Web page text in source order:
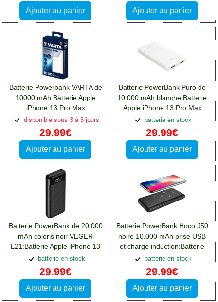
Ajouter au panier Ajouter au panier
Batterie Powerbank VARTA de
10000 mAh:Batterie Apple
iPhone 13 Pro Max
disponible sous 3 à 5 jours
29.99€
Ajouter au panier
Batterie PowerBank Puro de
10.000 mAh blanche:Batterie
Apple iPhone 13 Pro Max
batterie en stock
29.99€
Ajouter au panier
Batterie PowerBank de 20.000
mAh coloris noir VEGER
L21:Batterie Apple iPhone 13
Pro Max
batterie en stock
29.99€
Ajouter au panier
Batterie PowerBank Hoco J50
noire 10.000 mAh prise USB
et charge induction:Batterie
Apple iPhone 13 Pro Max
batterie en stock
29.99€
Ajouter au panier